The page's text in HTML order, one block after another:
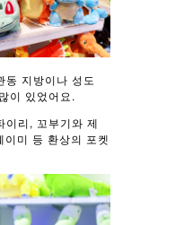
동 지방이나 성도
이 있었어요.
이리, 꼬부기와 제
미 등 환상의 포켓